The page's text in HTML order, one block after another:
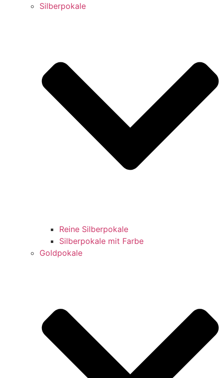
Silberpokale
Reine Silberpokale
Silberpokale mit Farbe
Goldpokale